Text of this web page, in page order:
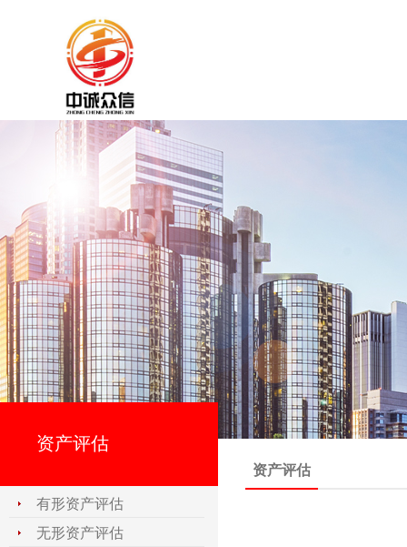
资产评估
有形资产评估
无形资产评估
资产评估